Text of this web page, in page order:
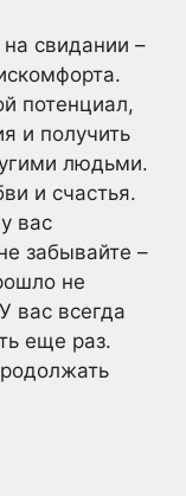
свидании –
потенциал,
и получить
людьми.
и счастья.
вас
забывайте –
не
вас всегда
еще раз.